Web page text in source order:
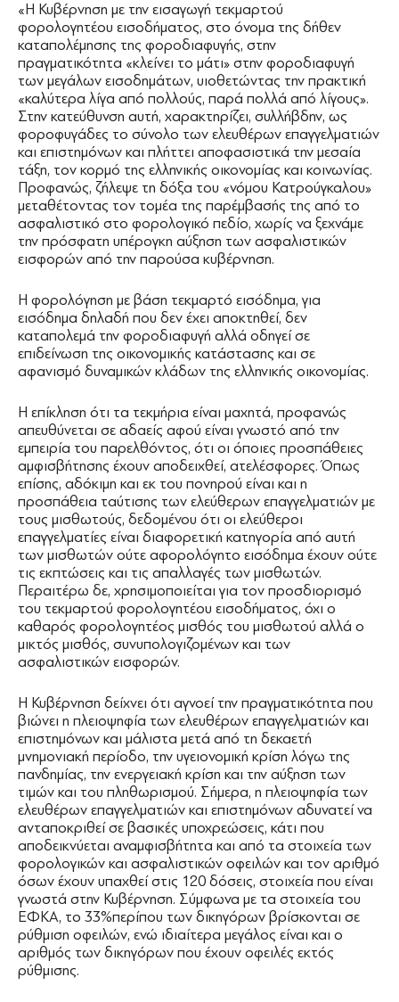
«Η Κυβέρνηση με την εισαγωγή τεκμαρτού
φορολογητέου εισοδήματος, στο όνομα της δήθεν
καταπολέμησης της φοροδιαφυγής, στην
πραγματικότητα «κλείνει το μάτι» στην φοροδιαφυγή
των μεγάλων εισοδημάτων, υιοθετώντας την πρακτική
«καλύτερα λίγα από πολλούς, παρά πολλά από λίγους».
Στην κατεύθυνση αυτή, χαρακτηρίζει, συλλήβδην, ως
φοροφυγάδες το σύνολο των ελευθέρων επαγγελματιών
και επιστημόνων και πλήττει αποφασιστικά την μεσαία
τάξη, τον κορμό της ελληνικής οικονομίας και κοινωνίας.
Προφανώς, ζήλεψε τη δόξα του «νόμου Κατρούγκαλου»
μεταθέτοντας τον τομέα της παρέμβασής της από το
ασφαλιστικό στο φορολογικό πεδίο, χωρίς να ξεχνάμε
την πρόσφατη υπέρογκη αύξηση των ασφαλιστικών
εισφορών από την παρούσα κυβέρνηση.
Η φορολόγηση με βάση τεκμαρτό εισόδημα, για
εισόδημα δηλαδή που δεν έχει αποκτηθεί, δεν
καταπολεμά την φοροδιαφυγή αλλά οδηγεί σε
επιδείνωση της οικονομικής κατάστασης και σε
αφανισμό δυναμικών κλάδων της ελληνικής οικονομίας.
Η επίκληση ότι τα τεκμήρια είναι μαχητά, προφανώς
απευθύνεται σε αδαείς αφού είναι γνωστό από την
εμπειρία του παρελθόντος, ότι οι όποιες προσπάθειες
αμφισβήτησης έχουν αποδειχθεί, ατελέσφορες. Όπως
επίσης, αδόκιμη και εκ του πονηρού είναι και η
προσπάθεια ταύτισης των ελεύθερων επαγγελματιών με
τους μισθωτούς, δεδομένου ότι οι ελεύθεροι
επαγγελματίες είναι διαφορετική κατηγορία από αυτή
των μισθωτών ούτε αφορολόγητο εισόδημα έχουν ούτε
τις εκπτώσεις και τις απαλλαγές των μισθωτών.
Περαιτέρω δε, χρησιμοποιείται για τον προσδιορισμό
του τεκμαρτού φορολογητέου εισοδήματος, όχι ο
καθαρός φορολογητέος μισθός του μισθωτού αλλά ο
μικτός μισθός, συνυπολογιζομένων και των
ασφαλιστικών εισφορών.
Η Κυβέρνηση δείχνει ότι αγνοεί την πραγματικότητα που
βιώνει η πλειοψηφία των ελευθέρων επαγγελματιών και
επιστημόνων και μάλιστα μετά από τη δεκαετή
μνημονιακή περίοδο, την υγειονομική κρίση λόγω της
πανδημίας, την ενεργειακή κρίση και την αύξηση των
τιμών και του πληθωρισμού. Σήμερα, η πλειοψηφία των
ελευθέρων επαγγελματιών και επιστημόνων αδυνατεί να
ανταποκριθεί σε βασικές υποχρεώσεις, κάτι που
αποδεικνύεται αναμφισβήτητα και από τα στοιχεία των
φορολογικών και ασφαλιστικών οφειλών και τον αριθμό
όσων έχουν υπαχθεί στις 120 δόσεις, στοιχεία που είναι
γνωστά στην Κυβέρνηση. Σύμφωνα με τα στοιχεία του
ΕΦΚΑ, το 33%περίπου των δικηγόρων βρίσκονται σε
ρύθμιση οφειλών, ενώ ιδιαίτερα μεγάλος είναι και ο
αριθμός των δικηγόρων που έχουν οφειλές εκτός
ρύθμισης.